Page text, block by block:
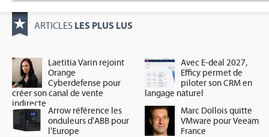
ARTICLES LES PLUS LUS
Laetitia Varin rejoint
Orange
Cyberdefense pour
créer son canal de vente
indirecte
Avec E-deal 2027,
Efficy permet de
piloter son CRM en
langage naturel
Arrow référence les
onduleurs d'ABB pour
l'Europe
Marc Dollois quitte
VMware pour Veeam
France